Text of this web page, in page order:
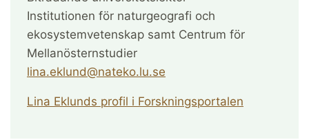
Institutionen för naturgeografi och
ekosystemvetenskap samt Centrum för
Mellanösternstudier
lina.eklund@nateko.lu.se
Lina Eklunds profil i Forskningsportalen